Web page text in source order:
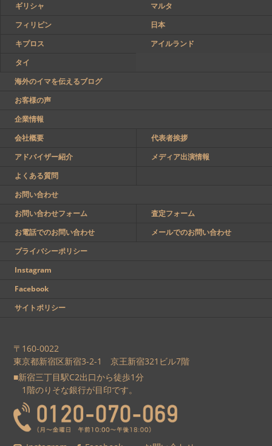
〒160-0022
東京都新宿区新宿3-2-1 京王新宿321ビル7階
■新宿三丁目駅C2出口から徒歩1分
1階のりそな銀行が目印です。
ギリシャ
マルタ
フィリピン
日本
キプロス
アイルランド
タイ
海外のイマを伝えるブログ
お客様の声
企業情報
会社概要
代表者挨拶
アドバイザー紹介
メディア出演情報
よくある質問
お問い合わせ
お問い合わせフォーム
査定フォーム
お電話でのお問い合わせ
メールでのお問い合わせ
プライバシーポリシー
Instagram
Facebook
サイトポリシー